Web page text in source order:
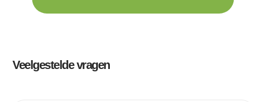
Veelgestelde vragen